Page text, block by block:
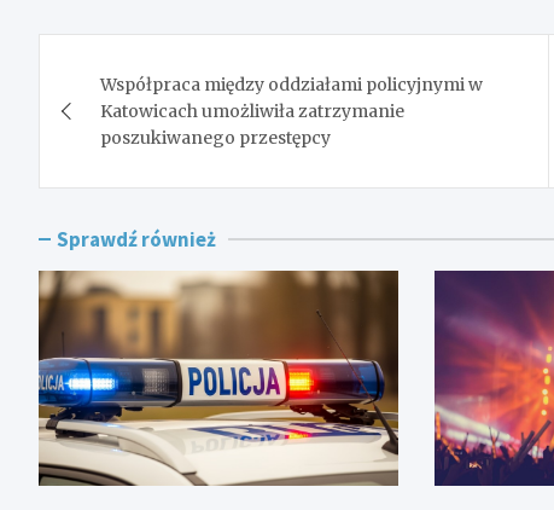
wpisu
Współpraca między oddziałami policyjnymi w
Katowicach umożliwiła zatrzymanie
poszukiwanego przestępcy
Sprawdź również